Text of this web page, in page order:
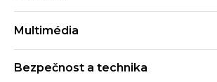
Multimédia
Bezpečnost a technika